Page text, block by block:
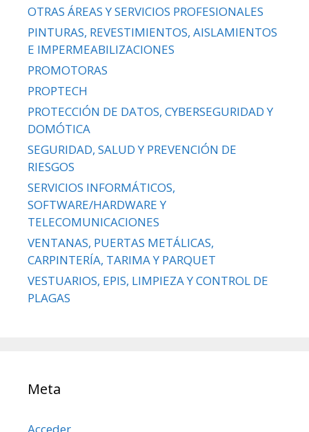
OTRAS ÁREAS Y SERVICIOS PROFESIONALES
PINTURAS, REVESTIMIENTOS, AISLAMIENTOS
E IMPERMEABILIZACIONES
PROMOTORAS
PROPTECH
PROTECCIÓN DE DATOS, CYBERSEGURIDAD Y
DOMÓTICA
SEGURIDAD, SALUD Y PREVENCIÓN DE
RIESGOS
SERVICIOS INFORMÁTICOS,
SOFTWARE/HARDWARE Y
TELECOMUNICACIONES
VENTANAS, PUERTAS METÁLICAS,
CARPINTERÍA, TARIMA Y PARQUET
VESTUARIOS, EPIS, LIMPIEZA Y CONTROL DE
PLAGAS
Meta